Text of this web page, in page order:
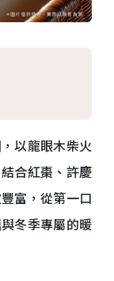
以龍眼木柴火
合紅棗、許慶
富，從第一口
冬季專屬的暖